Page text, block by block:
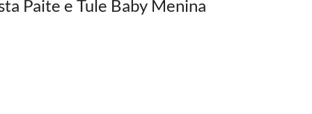
Paite e Tule Baby Menina